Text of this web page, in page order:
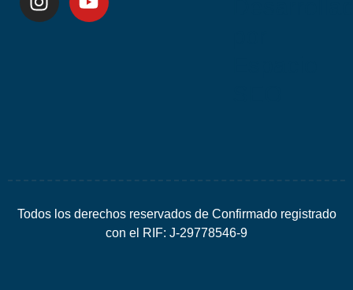
Todos los derechos reservados de Confirmado registrado
con el RIF: J-29778546-9